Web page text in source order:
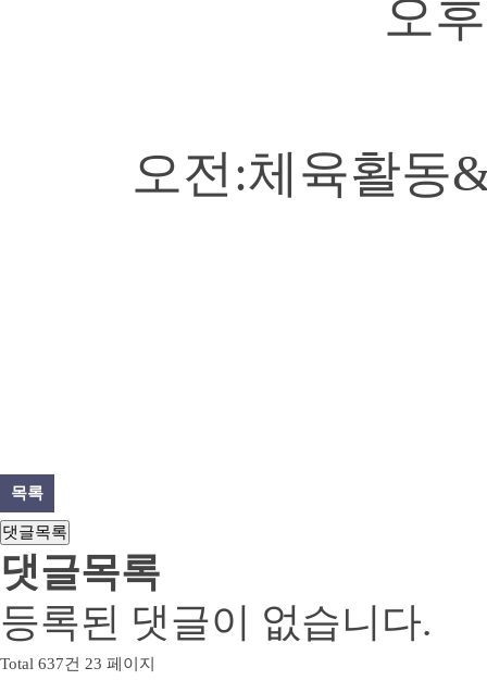
오
오전:체육활동
목록
댓글목록
댓글목록
등록된 댓글이 없습니다.
Total 637건 23 페이지